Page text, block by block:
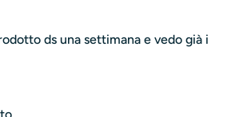
ds una settimana e vedo già i